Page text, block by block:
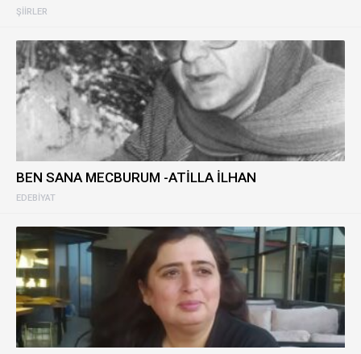
ŞIIRLER
EDEBIYAT
BEN SANA MECBURUM -ATİLLA İLHAN